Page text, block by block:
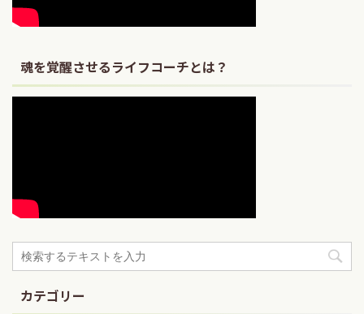
魂を覚醒させるライフコーチとは？
カテゴリー